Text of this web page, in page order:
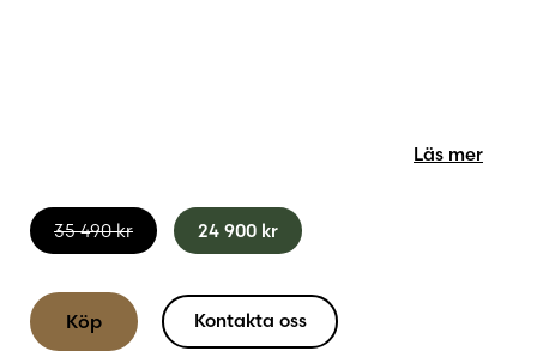
35 490kr
Det
ursprungliga
var:
24 900 kr
Det
är:
24
Läs mer
Köp Kontakta oss